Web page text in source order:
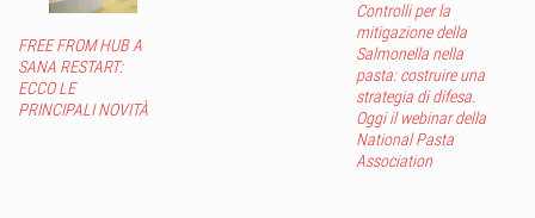
FREE FROM HUB A
SANA RESTART:
ECCO LE
PRINCIPALI NOVITÀ
Controlli per la
mitigazione della
Salmonella nella
pasta: costruire una
strategia di difesa.
Oggi il webinar della
National Pasta
Association